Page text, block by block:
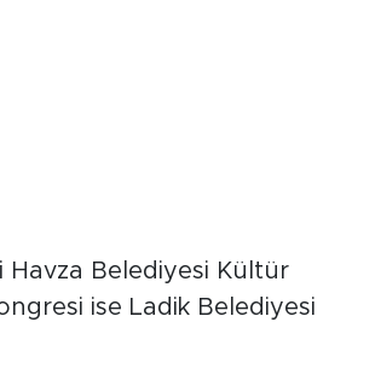
Havza Belediyesi Kültür
ise Ladik Belediyesi